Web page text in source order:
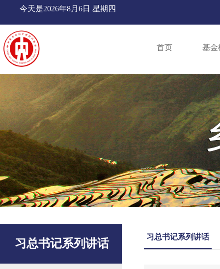
今天是2026年8月6日 星期四
首页 基金
习总书记系列讲话
习总书记系列讲话